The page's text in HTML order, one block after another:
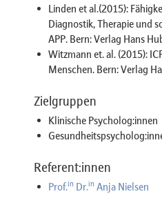
Linden et al.(2015):
Diagnostik, Therapie und
APP. Bern: Verlag Hans
Witzmann et. al. (2015):
Menschen. Bern: Verlag
Zielgruppen
Klinische Psycholog:innen
Referent:innen
Prof.in Dr.in Anja Nielsen